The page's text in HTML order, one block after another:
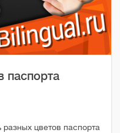
паспорта
цветов паспорта